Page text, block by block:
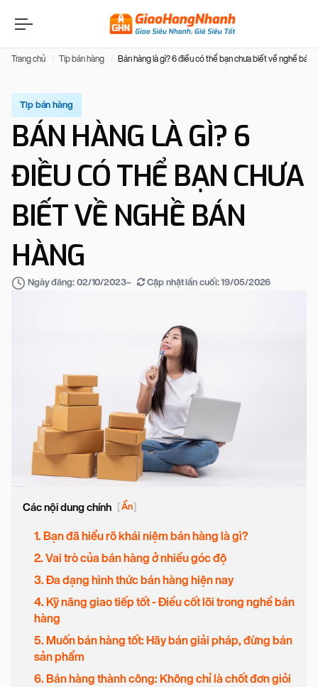
Trang chủ Tip bán hàng Bán hàng là gì? 6 điều có thể bạn chưa biết về nghề bán
Tip bán hàng
BÁN HÀNG LÀ GÌ? 6
ĐIỀU CÓ THỂ BẠN CHƯA
BIẾT VỀ NGHỀ BÁN
HÀNG
Ngày đăng: 02/10/2023– Cập nhật lần cuối:19/05/2026
Các nội dung chính [Ẩn]
1. Bạn đã hiểu rõ khái niệm bán hàng là gì?
2. Vai trò của bán hàng ở nhiều góc độ
3. Đa dạng hình thức bán hàng hiện nay
4. Kỹ năng giao tiếp tốt - Điều cốt lõi trong nghề bán
hàng
5. Muốn bán hàng tốt: Hãy bán giải pháp, đừng bán
sản phẩm
6. Bán hàng thành công: Không chỉ là chốt đơn giỏi